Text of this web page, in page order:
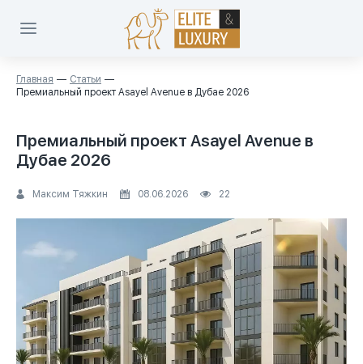
Главная
Статьи
Премиальный проект Asayel Avenue в Дубае 2026
Премиальный проект Asayel Avenue в
Дубае 2026
Максим Тяжкин 08.06.2026 22